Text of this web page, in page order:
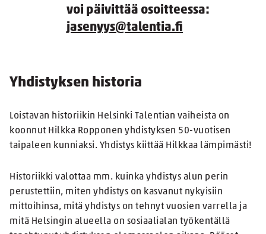
voi päivittää osoitteessa:
jasenyys@talentia.fi
Yhdistyksen historia
Loistavan historiikin Helsinki Talentian vaiheista on
koonnut Hilkka Ropponen yhdistyksen 50-vuotisen
taipaleen kunniaksi. Yhdistys kiittää Hilkkaa lämpimästi!
Historiikki valottaa mm. kuinka yhdistys alun perin
perustettiin, miten yhdistys on kasvanut nykyisiin
mittoihinsa, mitä yhdistys on tehnyt vuosien varrella ja
mitä Helsingin alueella on sosiaalialan työkentällä